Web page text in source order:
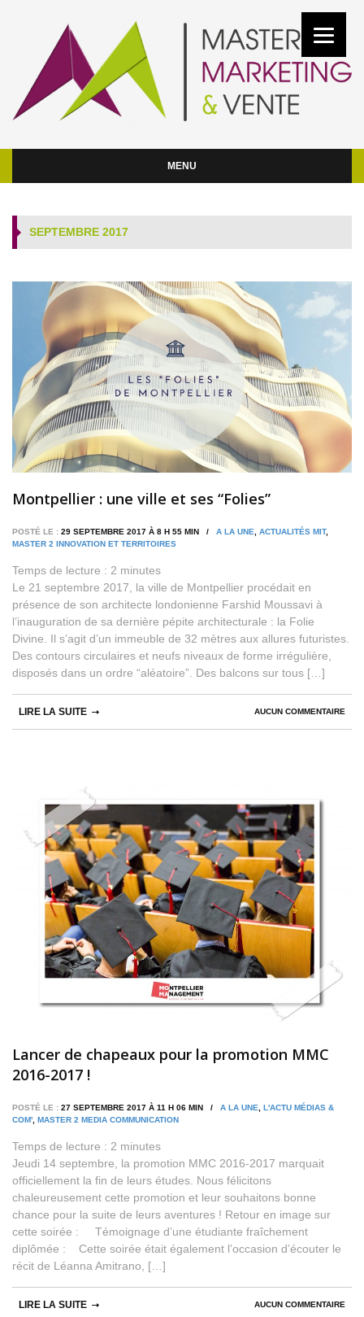
MENU
SEPTEMBRE 2017
Montpellier : une ville et ses “Folies”
POSTÉ LE : 29 SEPTEMBRE 2017 À 8 H 55 MIN / A LA UNE ACTUALITÉS MIT,
MASTER 2 INNOVATION ET TERRITOIRES
Temps de lecture : 2 minutes
Le 21 septembre 2017, la ville de Montpellier procédait en
présence de son architecte londonienne Farshid Moussavi à
l’inauguration de sa dernière pépite architecturale : la Folie
Divine. Il s’agit d’un immeuble de 32 mètres aux allures futuristes.
Des contours circulaires et neufs niveaux de forme irrégulière,
disposés dans un ordre “aléatoire”. Des balcons sur tous […]
AUCUN COMMENTAIRE
LIRE LA SUITE
Lancer de chapeaux pour la promotion MMC
2016-2017 !
POSTÉ LE : 27 SEPTEMBRE 2017 À 11 H 06 MIN / A LA UNE
L'ACTU MÉDIAS &
COM' MASTER 2 MEDIA COMMUNICATION
Temps de lecture : 2 minutes
Jeudi 14 septembre, la promotion MMC 2016-2017 marquait
officiellement la fin de leurs études. Nous félicitons
chaleureusement cette promotion et leur souhaitons bonne
chance pour la suite de leurs aventures ! Retour en image sur
cette soirée : Témoignage d’une étudiante fraîchement
diplômée : Cette soirée était également l’occasion d’écouter le
récit de Léanna Amitrano, […]
AUCUN COMMENTAIRE
LIRE LA SUITE